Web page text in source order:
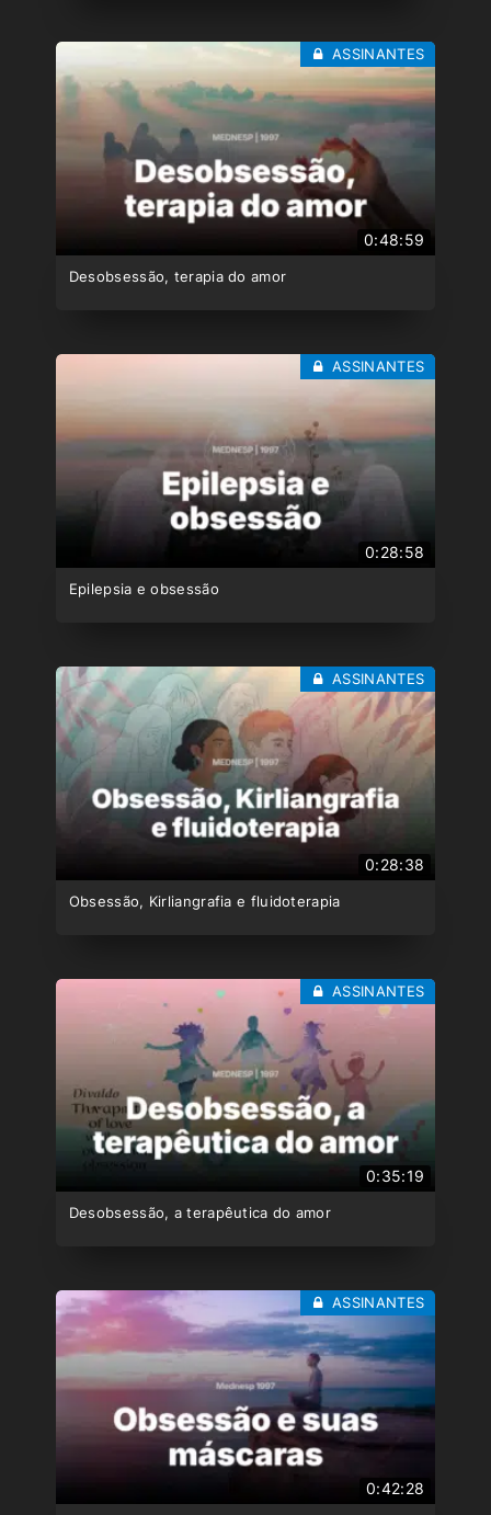
0:48:59
Desobsessão, terapia do amor
ASSINANTES
0:28:58
Epilepsia e obsessão
ASSINANTES
0:28:38
Obsessão, Kirliangrafia e fluidoterapia
ASSINANTES
0:35:19
Desobsessão, a terapêutica do amor
ASSINANTES
0:42:28
ASSINANTES